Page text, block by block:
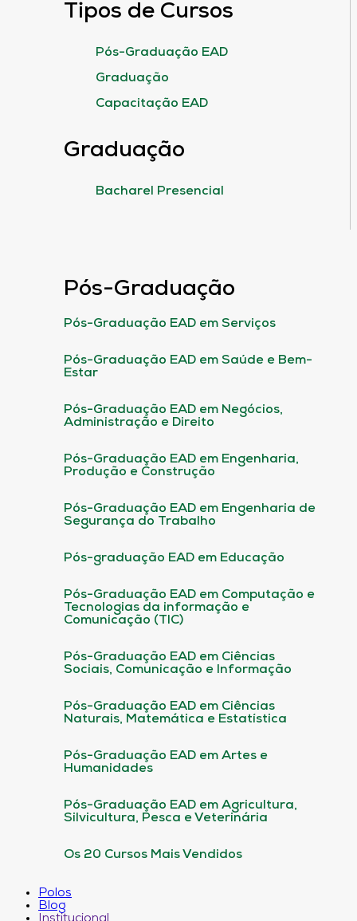
Tipos de Cursos
Pós-Graduação EAD
Graduação
Capacitação EAD
Graduação
Bacharel Presencial
Pós-Graduação
Pós-Graduação EAD em Serviços
Pós-Graduação EAD em Saúde e Bem-
Estar
Pós-Graduação EAD em Negócios,
Administração e Direito
Pós-Graduação EAD em Engenharia,
Produção e Construção
Pós-Graduação EAD em Engenharia de
Segurança do Trabalho
Pós-graduação EAD em Educação
Pós-Graduação EAD em Computação e
Tecnologias da informação e
Comunicação (TIC)
Pós-Graduação EAD em Ciências
Sociais, Comunicação e Informação
Pós-Graduação EAD em Ciências
Naturais, Matemática e Estatística
Pós-Graduação EAD em Artes e
Humanidades
Pós-Graduação EAD em Agricultura,
Silvicultura, Pesca e Veterinária
Os 20 Cursos Mais Vendidos
Polos
Blog